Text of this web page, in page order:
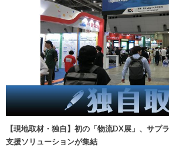
【現地取材・独自】初の「物流DX展」、サプ
支援ソリューションが集結